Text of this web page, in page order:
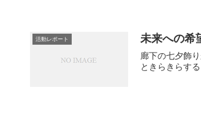
活動レポート 未来への希
廊下の七夕飾
ときらきらす